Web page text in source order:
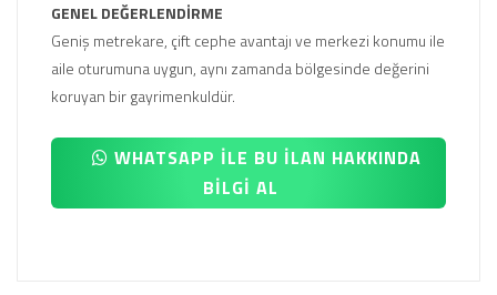
GENEL DEĞERLENDİRME
Geniş metrekare, çift cephe avantajı ve merkezi konumu ile
aile oturumuna uygun, aynı zamanda bölgesinde değerini
koruyan bir gayrimenkuldür.
WHATSAPP İLE BU İLAN HAKKINDA
BİLGİ AL